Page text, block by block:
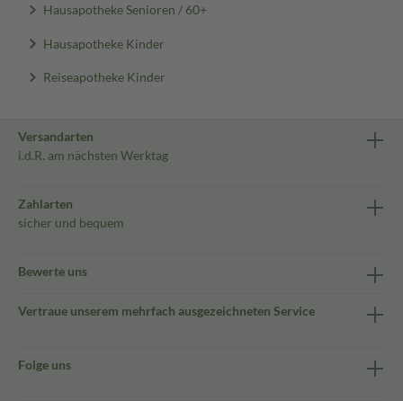
Hausapotheke Senioren / 60+
Hausapotheke Kinder
Reiseapotheke Kinder
Versandarten
i.d.R. am nächsten Werktag
Zahlarten
sicher und bequem
Bewerte uns
Vertraue unserem mehrfach ausgezeichneten Service
Folge uns